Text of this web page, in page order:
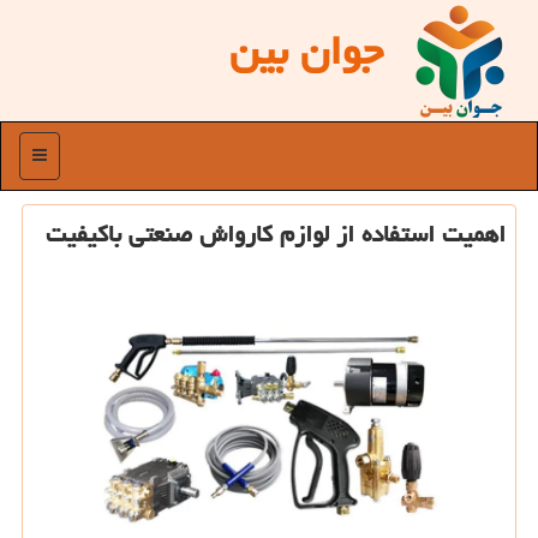
جوان بین
منو
اهمیت استفاده از لوازم کارواش صنعتی باکیفیت